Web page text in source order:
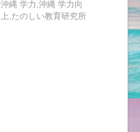
沖縄 学力,沖縄 学力向
上,たのしい教育研究所